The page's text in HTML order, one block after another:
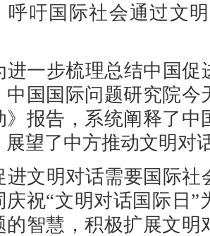
呼吁国际社会通过文
进一步梳理总结中国
中国国际问题研究院
》报告，系统阐释了
展望了中方推动文明对
进文明对话需要国际社
庆祝“文明对话国际日
的智慧，积极扩展文